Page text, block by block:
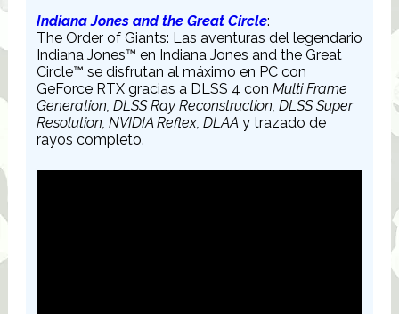
Indiana Jones and the Great Circle:
The Order of Giants: Las aventuras del legendario
Indiana Jones™ en Indiana Jones and the Great
Circle™ se disfrutan al máximo en PC con
GeForce RTX gracias a DLSS 4 con Multi Frame
Generation, DLSS Ray Reconstruction, DLSS Super
Resolution, NVIDIA Reflex, DLAAy trazado de
rayos completo.